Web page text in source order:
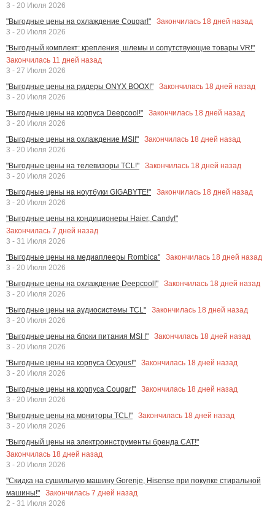
3 - 20 Июля 2026
"Выгодные цены на охлаждение Cougar!"
Закончилась 18 дней назад
3 - 20 Июля 2026
"Выгодный комплект: крепления, шлемы и сопутствующие товары VR!"
Закончилась 11 дней назад
3 - 27 Июля 2026
"Выгодные цены на ридеры ONYX BOOX!"
Закончилась 18 дней назад
3 - 20 Июля 2026
"Выгодные цены на корпуса Deepcool!"
Закончилась 18 дней назад
3 - 20 Июля 2026
"Выгодные цены на охлаждение MSI!"
Закончилась 18 дней назад
3 - 20 Июля 2026
"Выгодные цены на телевизоры TCL!"
Закончилась 18 дней назад
3 - 20 Июля 2026
"Выгодные цены на ноутбуки GIGABYTE!"
Закончилась 18 дней назад
3 - 20 Июля 2026
"Выгодные цены на кондиционеры Haier, Candy!"
Закончилась 7 дней назад
3 - 31 Июля 2026
"Выгодные цены на медиаплееры Rombica"
Закончилась 18 дней назад
3 - 20 Июля 2026
"Выгодные цены на охлаждение Deepcool!"
Закончилась 18 дней назад
3 - 20 Июля 2026
"Выгодные цены на аудиосистемы TCL"
Закончилась 18 дней назад
3 - 20 Июля 2026
"Выгодные цены на блоки питания MSI !"
Закончилась 18 дней назад
3 - 20 Июля 2026
"Выгодные цены на корпуса Ocypus!"
Закончилась 18 дней назад
3 - 20 Июля 2026
"Выгодные цены на корпуса Cougar!"
Закончилась 18 дней назад
3 - 20 Июля 2026
"Выгодные цены на мониторы TCL!"
Закончилась 18 дней назад
3 - 20 Июля 2026
"Выгодный цены на электроинструменты бренда CAT!"
Закончилась 18 дней назад
3 - 20 Июля 2026
"Скидка на сушильную машину Gorenje, Hisense при покупке стиральной
машины!"
Закончилась 7 дней назад
2 - 31 Июля 2026